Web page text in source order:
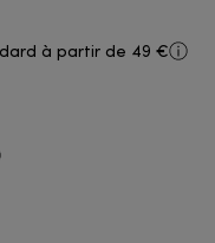
à partir de 49 €